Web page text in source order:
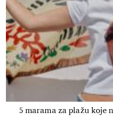
5 marama za plažu koje